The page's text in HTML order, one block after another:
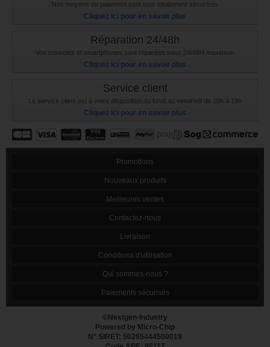
Nos moyens de paiement sont tous totalement sécurisés
Cliquez ici pour en savoir plus
Réparation 24/48h
Vos consoles et smartphones sont réparées sous 24/48H maximum
Cliquez ici pour en savoir plus
Service client
Le service client est à votre disposition du lundi au vendredi de 10h à 19h
Cliquez ici pour en savoir plus
Promotions
Nouveaux produits
Meilleures ventes
Contactez-nous
Livraison
Conditions d'utilisation
Qui sommes-nous ?
Paiements sécurisés
©Nextgen-Industry
Powered by Micro-Chip
N° SIRET: 50265444500019